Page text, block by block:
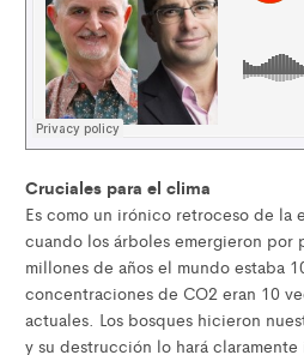
Cruciales para el clima
Es como un irónico retroceso de la
cuando los árboles emergieron por
millones de años el mundo estaba
concentraciones de CO2 eran 10
actuales. Los bosques hicieron
y su destrucción lo hará